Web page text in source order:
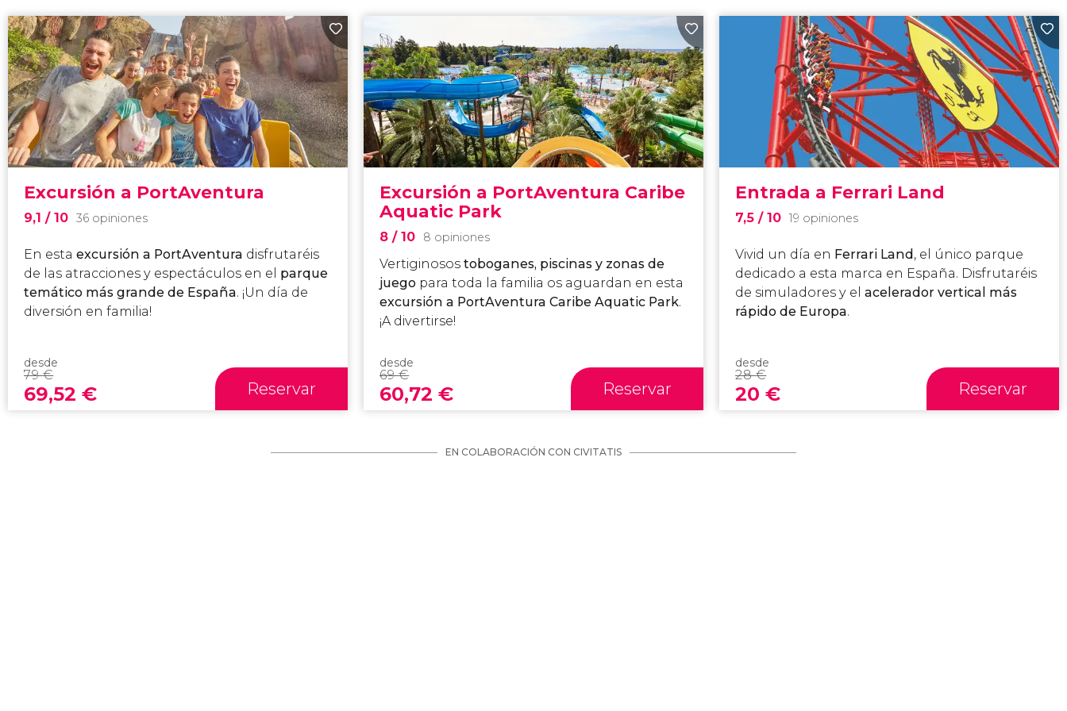
Excursión a PortAventura
9,1/ 10 36 opiniones
En estaexcursión a PortAventura disfrutaréis
de las atracciones y espectáculos en el parque
temático más grande de España. ¡Un día de
diversión en familia!
desde
79€
69,52€ Reservar
Excursión a PortAventura Caribe
Aquatic Park
8 / 10 8 opiniones
Vertiginosos toboganes, piscinas y zonas de
juego para toda la familia os aguardan en esta
excursión a PortAventura Caribe Aquatic Park.
¡A divertirse!
desde
69€
60,72 € Reservar
Entrada a Ferrari Land
7,5 / 10 19 opiniones
Vivid un día en Ferrari Land, el único parque
dedicado a esta marca en España. Disfrutaréis
de simuladores y el acelerador vertical más
rápido de Europa.
desde
28€
20 € Reservar
EN COLABORACIÓN CON CIVITATIS